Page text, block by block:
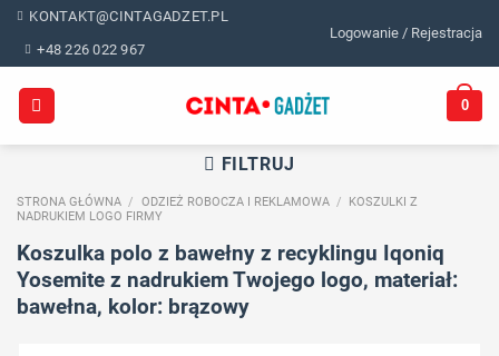
Skip
content
KONTAKT@CINTAGADZET.PL
+48 226 022 967
Logowanie / Rejestracja
0
FILTRUJ
STRONA GŁÓWNA / ODZIEŻ ROBOCZA I REKLAMOWA /
KOSZULKI Z
NADRUKIEM LOGO FIRMY
Koszulka polo z bawełny z recyklingu Iqoniq
Yosemite z nadrukiem Twojego logo, materiał:
bawełna, kolor: brązowy